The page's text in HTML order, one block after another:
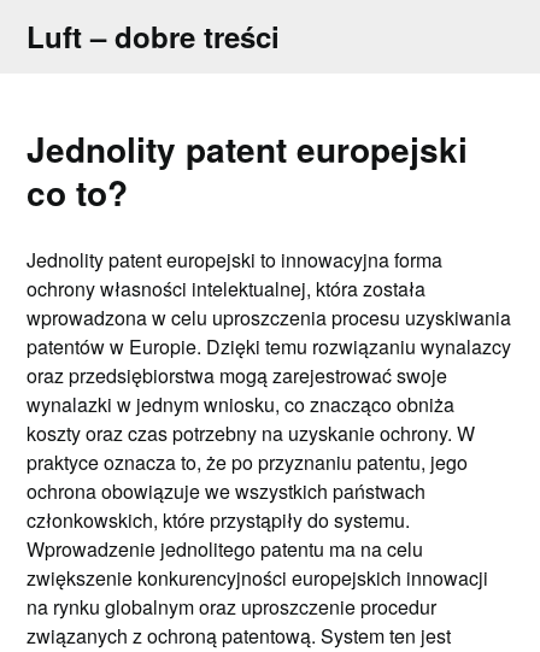
Luft – dobre treści
Jednolity patent europejski
co to?
Jednolity patent europejski to innowacyjna forma
ochrony własności intelektualnej, która została
wprowadzona w celu uproszczenia procesu uzyskiwania
patentów w Europie. Dzięki temu rozwiązaniu wynalazcy
oraz przedsiębiorstwa mogą zarejestrować swoje
wynalazki w jednym wniosku, co znacząco obniża
koszty oraz czas potrzebny na uzyskanie ochrony. W
praktyce oznacza to, że po przyznaniu patentu, jego
ochrona obowiązuje we wszystkich państwach
członkowskich, które przystąpiły do systemu.
Wprowadzenie jednolitego patentu ma na celu
zwiększenie konkurencyjności europejskich innowacji
na rynku globalnym oraz uproszczenie procedur
związanych z ochroną patentową. System ten jest